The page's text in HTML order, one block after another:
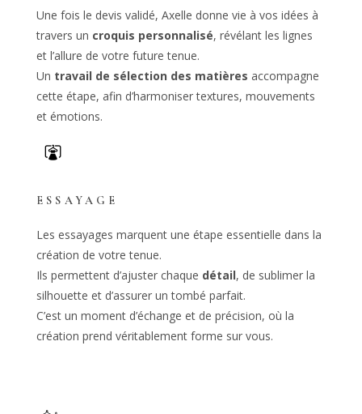
Une fois le devis validé, Axelle donne vie à vos idées à
travers un croquis personnalisé, révélant les lignes
et l’allure de votre future tenue.
Un travail de sélection des matières accompagne
cette étape, afin d’harmoniser textures, mouvements
et émotions.
ESSAYAGE
Les essayages marquent une étape essentielle dans la
création de votre tenue.
Ils permettent d’ajuster chaque détail, de sublimer la
silhouette et d’assurer un tombé parfait.
C’est un moment d’échange et de précision, où la
création prend véritablement forme sur vous.